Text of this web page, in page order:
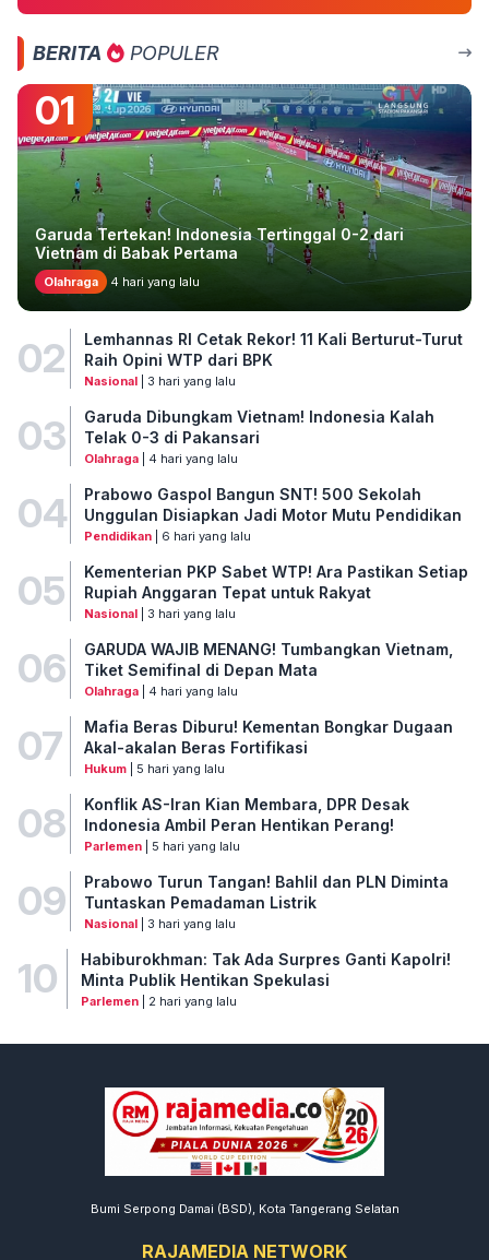
BERITA POPULER
01
Garuda Tertekan! Indonesia Tertinggal 0-2 dari
Vietnam di Babak Pertama
Olahraga 4 hari yang lalu
02
Lemhannas RI Cetak Rekor! 11 Kali Berturut-Turut
Raih Opini WTP dari BPK
Nasional| 3 hari yang lalu
03
Garuda Dibungkam Vietnam! Indonesia Kalah
Telak 0-3 di Pakansari
Olahraga| 4 hari yang lalu
04
Prabowo Gaspol Bangun SNT! 500 Sekolah
Unggulan Disiapkan Jadi Motor Mutu Pendidikan
Pendidikan| 6 hari yang lalu
05
Kementerian PKP Sabet WTP! Ara Pastikan Setiap
Rupiah Anggaran Tepat untuk Rakyat
Nasional| 3 hari yang lalu
06
GARUDA WAJIB MENANG! Tumbangkan Vietnam,
Tiket Semifinal di Depan Mata
Olahraga| 4 hari yang lalu
07
Mafia Beras Diburu! Kementan Bongkar Dugaan
Akal-akalan Beras Fortifikasi
Hukum| 5 hari yang lalu
08
Konflik AS-Iran Kian Membara, DPR Desak
Indonesia Ambil Peran Hentikan Perang!
Parlemen| 5 hari yang lalu
09
Prabowo Turun Tangan! Bahlil dan PLN Diminta
Tuntaskan Pemadaman Listrik
Nasional| 3 hari yang lalu
10
Habiburokhman: Tak Ada Surpres Ganti Kapolri!
Minta Publik Hentikan Spekulasi
Parlemen| 2 hari yang lalu
Bumi Serpong Damai (BSD), Kota Tangerang Selatan
RAJAMEDIA NETWORK